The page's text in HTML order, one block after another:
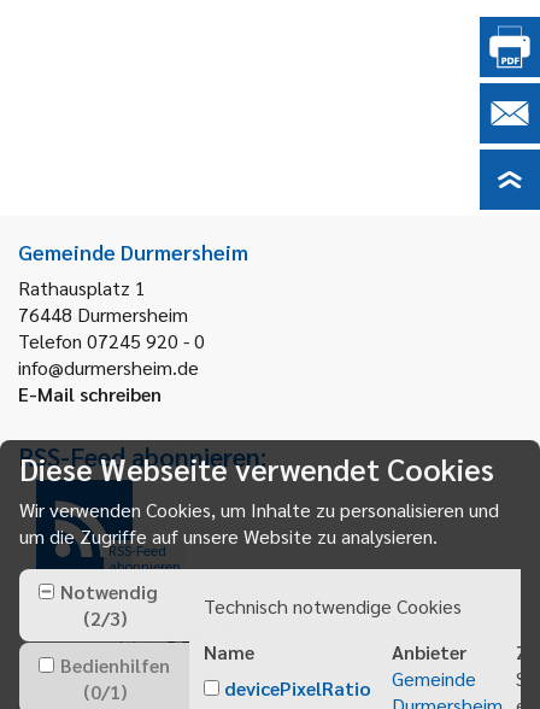
Gemeinde Durmersheim
Rathausplatz 1
76448 Durmersheim
Telefon 07245 920 - 0
info@durmersheim.de
E-Mail schreiben
RSS-Feed abonnieren:
RSS-Feed
abonnieren
Diese Webseite verwendet Cookies
Wir verwenden Cookies, um Inhalte zu personalisieren und
um die Zugriffe auf unsere Website zu analysieren.
Notwendig
(2/3)
Bedienhilfen
(0/1)
Technisch notwendige Cookies
Name
Anbieter
devicePixelRatio
Gemeinde